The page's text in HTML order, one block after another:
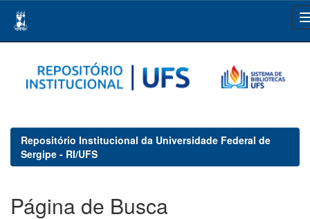
navigation
Repositório Institucional da Universidade Federal de
Sergipe - RI/UFS
Página de Busca